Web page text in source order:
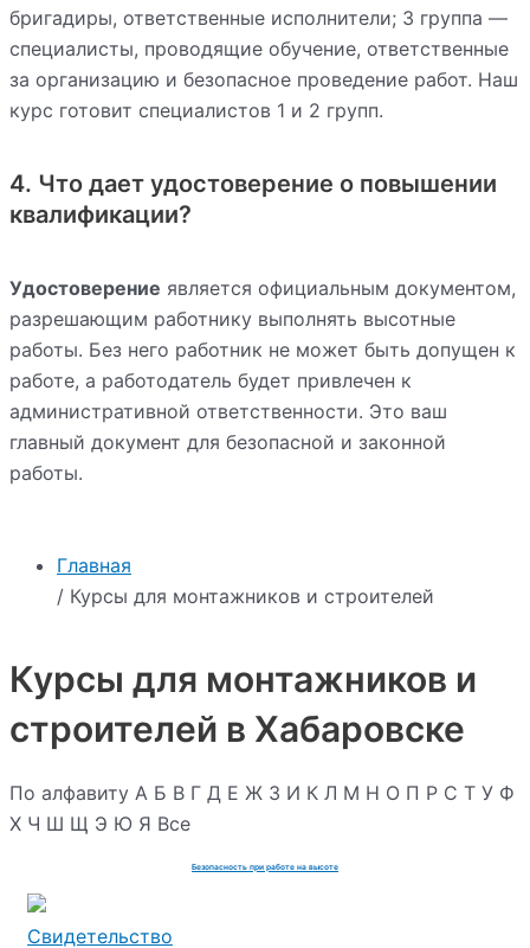
Главная
/ Курсы для монтажников и строителей
Курсы для монтажников и
строителей в Хабаровске
По алфавиту А Б В Г Д Е Ж З И К Л М Н О П Р С Т У Ф
Х Ч Ш Щ Э Ю Я Все
Безопасность при работе на высоте
Свидетельство
бригадиры, ответственные исполнители; 3 группа —
специалисты, проводящие обучение, ответственные
за организацию и безопасное проведение работ. Наш
курс готовит специалистов 1 и 2 групп.
4. Что дает удостоверение о повышении
квалификации?
Удостоверение является официальным документом,
разрешающим работнику выполнять высотные
работы. Без него работник не может быть допущен к
работе, а работодатель будет привлечен к
административной ответственности. Это ваш
главный документ для безопасной и законной
работы.